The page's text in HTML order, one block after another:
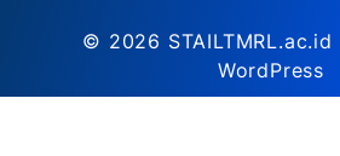
© 2026 STAILTMRL.ac.id
WordPress